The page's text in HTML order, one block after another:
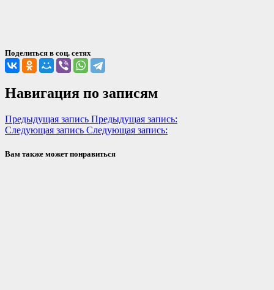
Поделиться в соц. сетях
Навигация по записям
Предыдущая запись Предыдущая запись:
Следующая запись Следующая запись:
Вам также может понравиться